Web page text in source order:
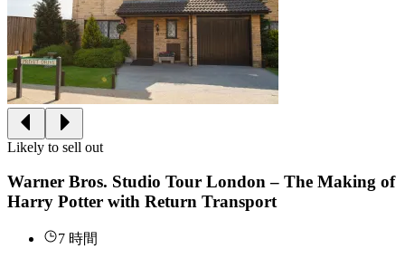
Likely to sell out
Warner Bros. Studio Tour London – The Making of
Harry Potter with Return Transport
7 時間